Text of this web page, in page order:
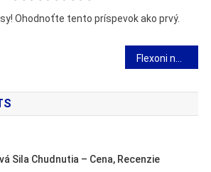
Ohodnoťte tento príspevok ako prvý.
Sila Chudnutia – Cena, Recenzie